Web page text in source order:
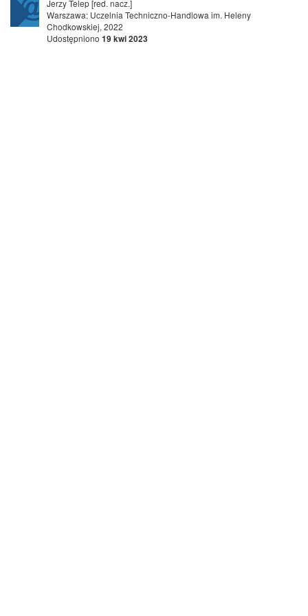
Jerzy Telep [red. nacz.]
Warszawa: Uczelnia Techniczno-Handlowa im. Heleny
Chodkowskiej, 2022
Udostępniono 19 kwi 2023